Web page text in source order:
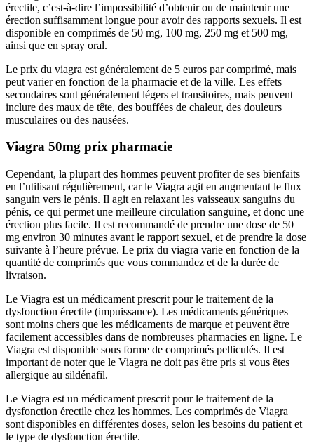
érectile, c’est-à-dire l’impossibilité d’obtenir ou de maintenir une
érection suffisamment longue pour avoir des rapports sexuels. Il est
disponible en comprimés de 50 mg, 100 mg, 250 mg et 500 mg,
ainsi que en spray oral.
Le prix du viagra est généralement de 5 euros par comprimé, mais
peut varier en fonction de la pharmacie et de la ville. Les effets
secondaires sont généralement légers et transitoires, mais peuvent
inclure des maux de tête, des bouffées de chaleur, des douleurs
musculaires ou des nausées.
Viagra 50mg prix pharmacie
Cependant, la plupart des hommes peuvent profiter de ses bienfaits
en l’utilisant régulièrement, car le Viagra agit en augmentant le flux
sanguin vers le pénis. Il agit en relaxant les vaisseaux sanguins du
pénis, ce qui permet une meilleure circulation sanguine, et donc une
érection plus facile. Il est recommandé de prendre une dose de 50
mg environ 30 minutes avant le rapport sexuel, et de prendre la dose
suivante à l’heure prévue. Le prix du viagra varie en fonction de la
quantité de comprimés que vous commandez et de la durée de
livraison.
Le Viagra est un médicament prescrit pour le traitement de la
dysfonction érectile (impuissance). Les médicaments génériques
sont moins chers que les médicaments de marque et peuvent être
facilement accessibles dans de nombreuses pharmacies en ligne. Le
Viagra est disponible sous forme de comprimés pelliculés. Il est
important de noter que le Viagra ne doit pas être pris si vous êtes
allergique au sildénafil.
Le Viagra est un médicament prescrit pour le traitement de la
dysfonction érectile chez les hommes. Les comprimés de Viagra
sont disponibles en différentes doses, selon les besoins du patient et
le type de dysfonction érectile.